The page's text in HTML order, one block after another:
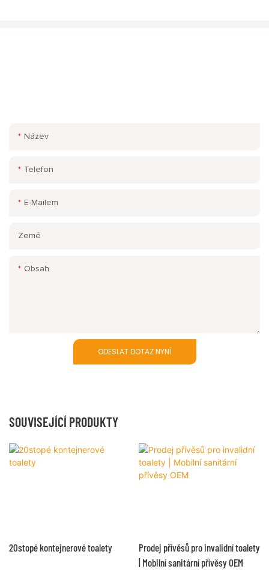
Název
Telefon
E-Mailem
Země
Obsah
ODESLAT DOTAZ NYNÍ
SOUVISEJÍCÍ PRODUKTY
20stopé kontejnerové toalety
Prodej přívěsů pro invalidní toalety
| Mobilní sanitární přívěsy OEM